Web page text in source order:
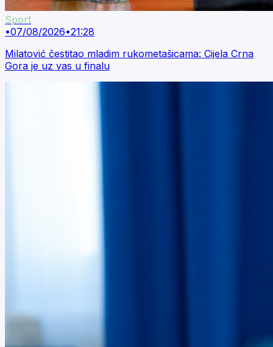
Sport
•07/08/2026•21:28
Milatović čestitao mladim rukometašicama: Cijela Crna
Gora je uz vas u finalu